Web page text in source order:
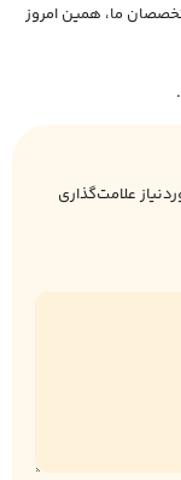
ما، همین امروز
علامت‌گذاری